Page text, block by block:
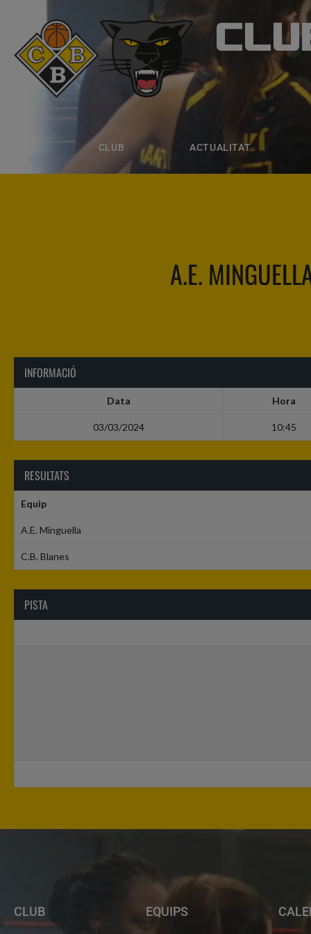
CLUB ACTUALITAT
CLUB
ACTUALITAT
A.E.
INFORMACIÓ
Data Hora
03/03/2024 10:45
RESULTATS
Equip
A.E. Minguella
C.B. Blanes
PISTA
CLUB EQUIPS